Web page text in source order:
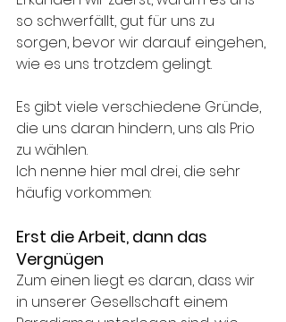
so schwerfällt, gut für uns zu
sorgen, bevor wir darauf eingehen,
wie es uns trotzdem gelingt.
Es gibt viele verschiedene Gründe,
die uns daran hindern, uns als Prio
zu wählen.
Ich nenne hier mal drei, die sehr
häufig vorkommen:
Erst die Arbeit, dann das
Vergnügen
Zum einen liegt es daran, dass wir
in unserer Gesellschaft einem